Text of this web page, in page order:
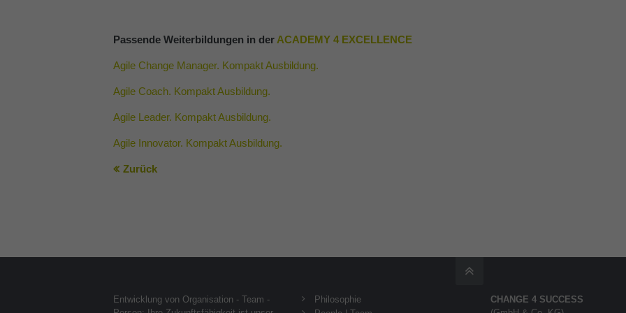
Passende Weiterbildungen in der ACADEMY 4 EXCELLENCE
Agile Change Manager. Kompakt Ausbildung.
Agile Coach. Kompakt Ausbildung.
Agile Leader. Kompakt Ausbildung.
Agile Innovator. Kompakt Ausbildung.
Zurück
Entwicklung von Organisation - Team -
Philosophie
CHANGE 4 SUCCESS